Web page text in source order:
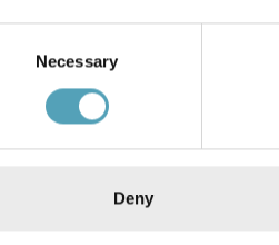
Necessary
Deny
KAMPANJ